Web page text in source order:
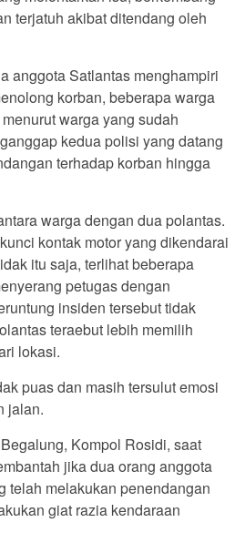
terjatuh akibat ditendang oleh
anggota Satlantas menghampiri
korban, beberapa warga
warga yang sudah
kedua polisi yang datang
terhadap korban hingga
warga dengan dua polantas.
kontak motor yang dikendarai
itu saja, terlihat beberapa
petugas dengan
insiden tersebut tidak
teraebut lebih memilih
lokasi.
puas dan masih tersulut emosi
jalan.
Kompol Rosidi, saat
jika dua orang anggota
telah melakukan penendangan
giat razia kendaraan